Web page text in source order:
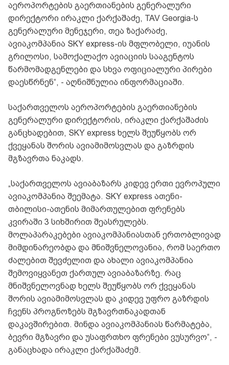
აეროპორტების გაერთიანების გენერალური
დირექტორი ირაკლი ქარქაშაძე, TAV Georgia-ს
გენერალური მენეჯერი, თეა ზაქარაძე,
ავიაკომპანია SKY express-ის მფლობელი, იუანის
გრილოსი, სამოქალაქო ავიაციის სააგენტოს
წარმომადგენლები და სხვა ოფიციალური პირები
დაესწრნენ“, - აღნიშნულია ინფორმაციაში.
საქართველოს აეროპორტების გაერთიანების
გენერალური დირექტორის, ირაკლი ქარქაშაძის
განცხადებით, SKY express ხელს შეუწყობს ორ
ქვეყანას შორის ავიამიმოსვლას და გაზრდის
მგზავრთა ნაკადს.
„საქართველოს ავიაბაზარს კიდევ ერთი ევროპული
ავიაკომპანია შეემატა. SKY express ათენი-
თბილისი-ათენის მიმართულებით ფრენებს
კვირაში 3 სიხშირით შეასრულებს.
მოლაპარაკებები ავიაკომპანიასთან ერთობლივად
მიმდინარეობდა და მნიშვნელოვანია, რომ საერთო
ძალებით შევძელით და ახალი ავიაკომპანია
შემოვიყვანეთ ქართულ ავიაბაზარზე. რაც
მნიშვნელოვნად ხელს შეუწყობს ორ ქვეყანას
შორის ავიამიმოსვლას და კიდევ უფრო გაზრდის
ჩვენს პროგნოზებს მგზავრთნაკადთან
დაკავშირებით. მინდა ავიაკომპანიას წარმატება,
ბევრი მგზავრი და უსაფრთხო ფრენები ვუსურვო“, -
განაცხადა ირაკლი ქარქაშაძემ.